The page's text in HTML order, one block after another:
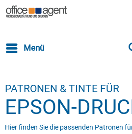
Menü
PATRONEN & TINTE FÜR
EPSON-
Hier finden Sie die passenden Patronen